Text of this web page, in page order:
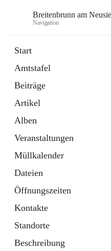
Breitenbrunn am
Navigation
Start
Amtstafel
Beiträge
Artikel
Alben
Veranstaltungen
Müllkalender
Dateien
Öffnungszeiten
Kontakte
Standorte
Beschreibung
18 Schnellzugriffe
Gemeindeservice